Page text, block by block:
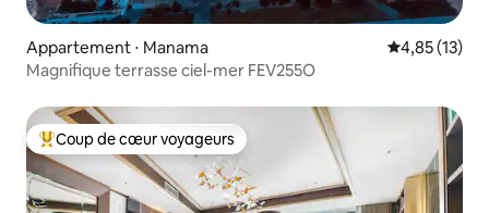
Appartement ⋅ Manama Évaluation
4,85 (13)
Magnifique terrasse ciel-mer FEV255O
Coups de cœur voyageurs les plus appréciés
Coup de cœur voyageurs